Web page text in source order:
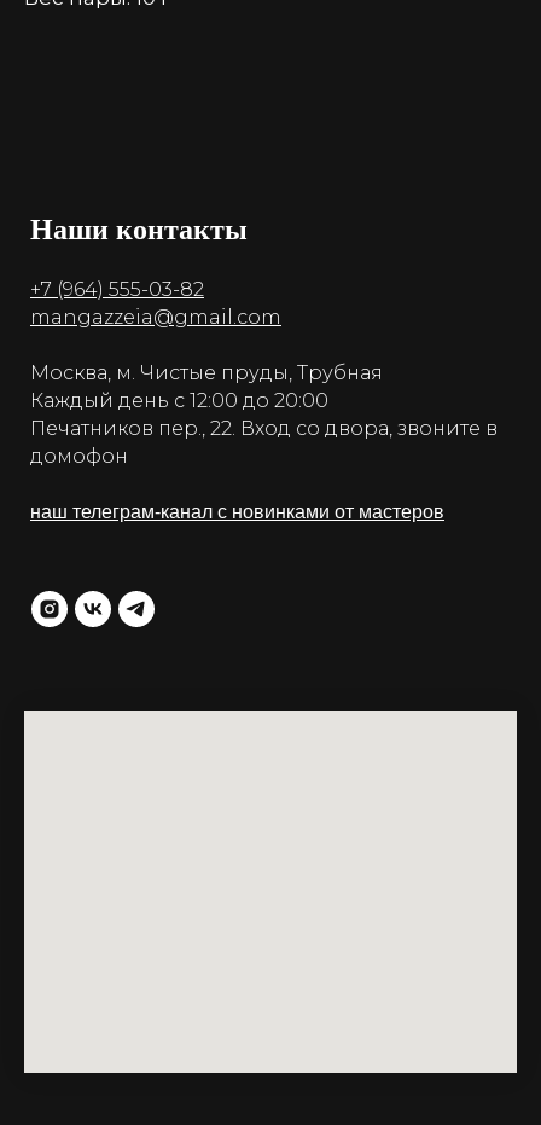
Наши контакты
+7 (964) 555-03-82
mangazzeia@gmail.com
Москва, м. Чистые пруды, Трубная
Каждый день с 12:00 до 20:00
Печатников пер., 22. Вход со двора, звоните в
домофон
наш телеграм-канал с новинками от мастеров